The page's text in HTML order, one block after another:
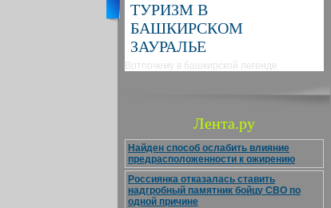
ТУРИЗМ В
БАШКИРСКОМ
ЗАУРАЛЬЕ
Вотпочему в башкирской легенде
Лента.ру
Найден способ ослабить влияние
предрасположенности к ожирению
Россиянка отказалась ставить
надгробный памятник бойцу СВО по
одной причине